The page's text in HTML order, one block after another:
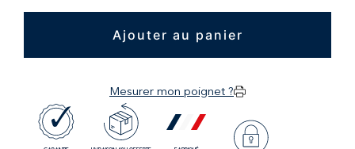
Ajouter au panier
Mesurer mon poignet ?